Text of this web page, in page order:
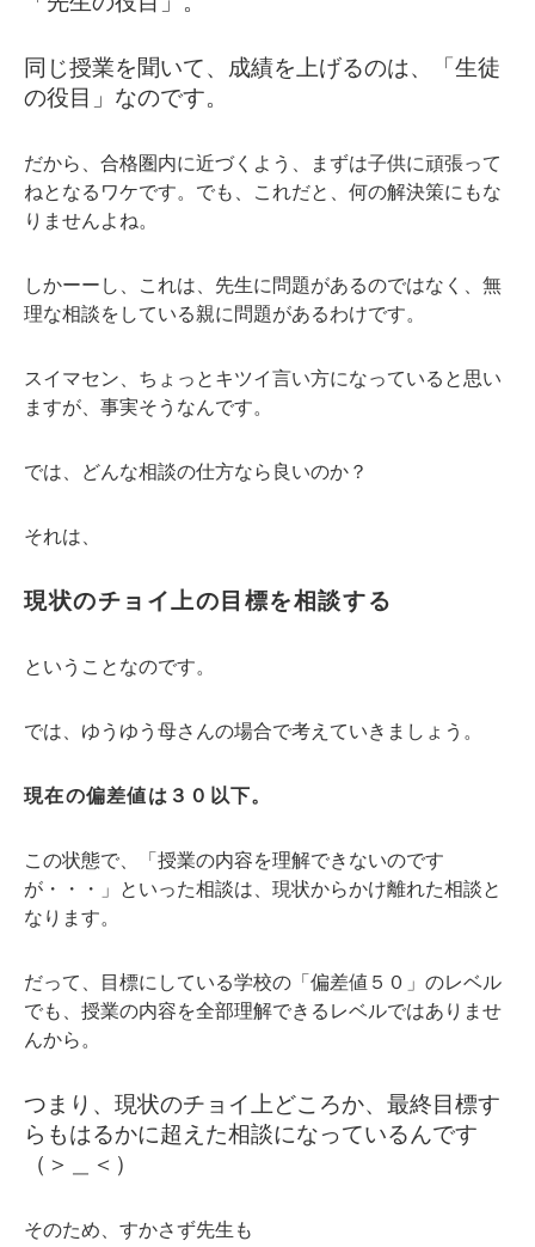
同じ授業を聞いて、成績を上げるのは、「生徒
の役目」なのです。
だから、合格圏内に近づくよう、まずは子供に頑張って
ねとなるワケです。でも、これだと、何の解決策にもな
りませんよね。
しかーーし、これは、先生に問題があるのではなく、無
理な相談をしている親に問題があるわけです。
スイマセン、ちょっとキツイ言い方になっていると思い
ますが、事実そうなんです。
では、どんな相談の仕方なら良いのか？
それは、
現状のチョイ上の目標を相談する
ということなのです。
では、ゆうゆう母さんの場合で考えていきましょう。
現在の偏差値は３０以下。
この状態で、「授業の内容を理解できないのです
が・・・」といった相談は、現状からかけ離れた相談と
なります。
だって、目標にしている学校の「偏差値５０」のレベル
でも、授業の内容を全部理解できるレベルではありませ
んから。
つまり、現状のチョイ上どころか、最終目標す
らもはるかに超えた相談になっているんです
（＞＿＜）
そのため、すかさず先生も